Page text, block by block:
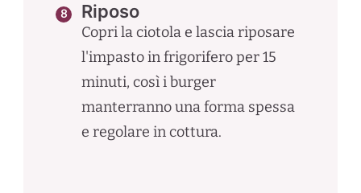
Riposo
Copri la ciotola e lascia riposare
l'impasto in frigorifero per 15
minuti, così i burger
manterranno una forma spessa
e regolare in cottura.